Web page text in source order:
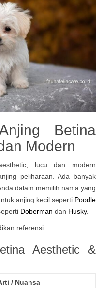
Betina
Modern
lucu dan modern
peliharaan. Ada banyak
dalam memilih nama yang
anjing kecil seperti Poodle
Doberman dan Husky.
referensi.
Aesthetic &
/ Nuansa